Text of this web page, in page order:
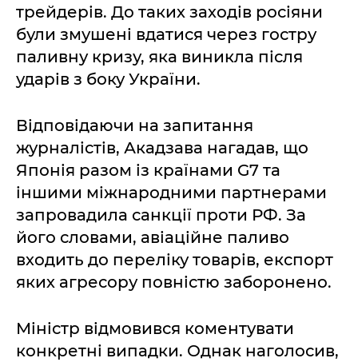
трейдерів. До таких заходів росіяни
були змушені вдатися через гостру
паливну кризу, яка виникла після
ударів з боку України.
Відповідаючи на запитання
журналістів, Акадзава нагадав, що
Японія разом із країнами G7 та
іншими міжнародними партнерами
запровадила санкції проти РФ. За
його словами, авіаційне паливо
входить до переліку товарів, експорт
яких агресору повністю заборонено.
Міністр відмовився коментувати
конкретні випадки. Однак наголосив,